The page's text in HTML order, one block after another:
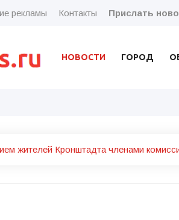
рекламы Контакты Прислать
НОВОСТИ ГОРОД
жителей Кронштадта членами